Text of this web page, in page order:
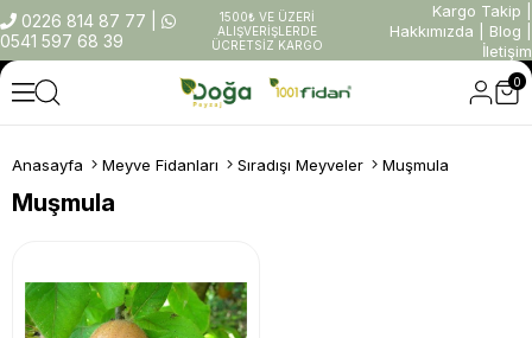
0226 814 87 77
0541 597 68 39
1500₺ VE ÜZERİ
ALIŞVERİŞLERDE
ÜCRETSİZ KARGO
Kargo Takip
Hakkımızda
Blog
İletişim
0
Anasayfa Meyve Fidanları Sıradışı Meyveler Muşmula
Muşmula